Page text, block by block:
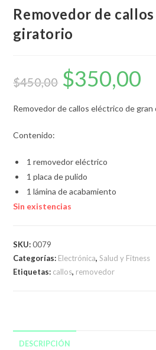
Removedor de
giratorio
$450,00
El
precio
original
$450,00.
$350,00
Removedor de callos eléctrico de gran
Contenido:
1 removedor eléctrico
1 placa de pulido
1 lámina de acabamiento
Sin existencias
SKU:0079
Categorías: Electrónica,Salud y Fitness
Etiquetas: callos, removedor
DESCRIPCIÓN